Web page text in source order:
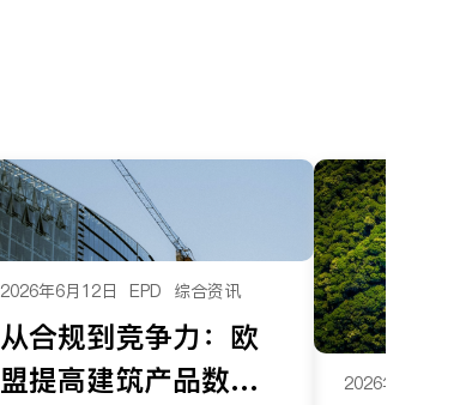
2026年6月12日 EPD 综合资讯
从合规到竞争力：欧
盟提高建筑产品数据
2026年6月5日